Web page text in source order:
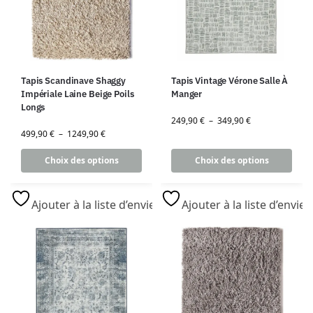
Tapis Scandinave Shaggy
Impériale Laine Beige Poils
Longs
499,90€ – 1249,90€
Choix des options
Ajouter à la liste d’envies
Tapis Vintage Vérone Salle À
Manger
249,90€ – 349,90€
Choix des options
Ajouter à la liste d’envies